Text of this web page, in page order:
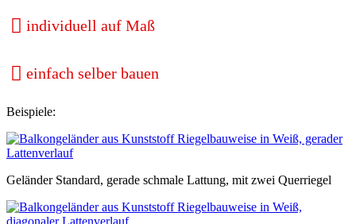
individuell auf Maß
einfach selber bauen
Beispiele:
Geländer Standard, gerade schmale Lattung, mit zwei Querriegel